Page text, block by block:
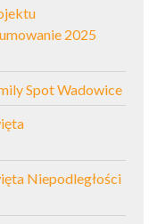
2025
Spot Wadowice
Niepodległości